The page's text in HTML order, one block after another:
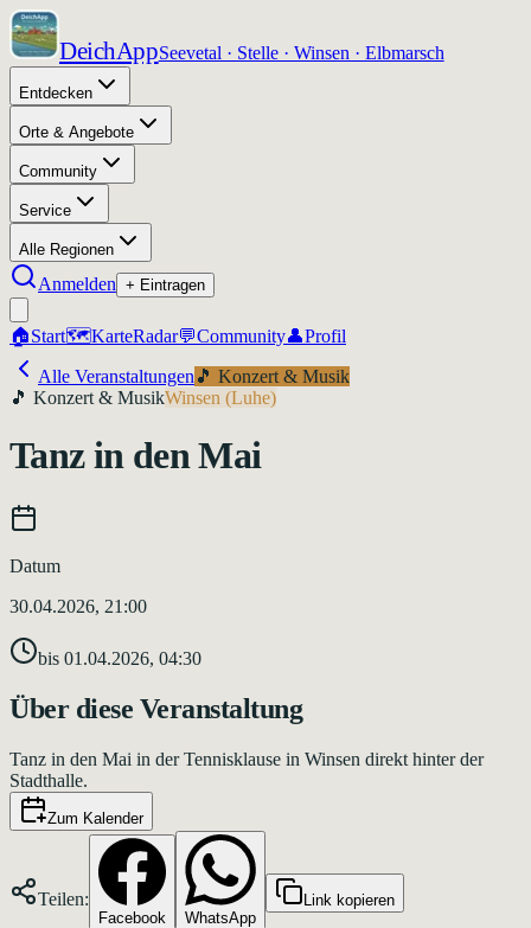
DeichAppSeevetal · Stelle · Winsen · Elbmarsch
Entdecken
Orte & Angebote
Community
Service
Alle Regionen
Anmelden + Eintragen
🏠Start🗺️KarteRadar💬Community👤Profil
Alle Veranstaltungen 🎵 Konzert & Musik
🎵 Konzert & MusikWinsen (Luhe)
Tanz in den Mai
Datum
30.04.2026, 21:00
bis 01.04.2026, 04:30
Über diese Veranstaltung
Tanz in den Mai in der Tennisklause in Winsen direkt hinter der
Stadthalle.
Zum Kalender
Teilen:
Facebook WhatsApp
Link kopieren